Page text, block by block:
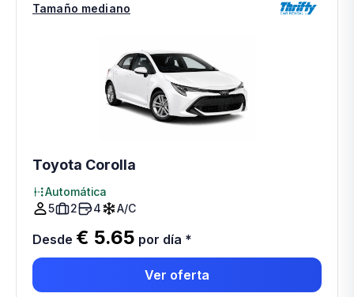
Tamaño mediano
Toyota Corolla
Automática
5
2 4 A/C
Desde € 5.65 por día *
Ver oferta